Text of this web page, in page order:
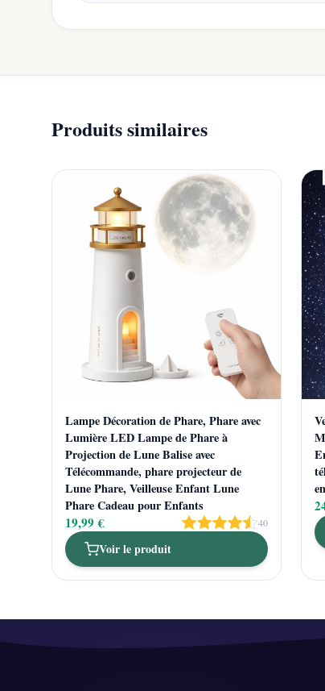
Produits similaires
Lampe Décoration de Phare, Phare avec
Lumière LED Lampe de Phare à
Projection de Lune Balise avec
Télécommande, phare projecteur de
Lune Phare, Veilleuse Enfant Lune
Phare Cadeau pour Enfants
19,99 € 40
Voir le produit